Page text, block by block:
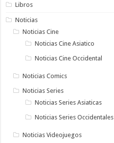
Libros
Noticias
Noticias Cine
Noticias Cine Asiatico
Noticias Cine Occidental
Noticias Comics
Noticias Series
Noticias Series Asiaticas
Noticias Series Occidentales
Noticias Videojuegos